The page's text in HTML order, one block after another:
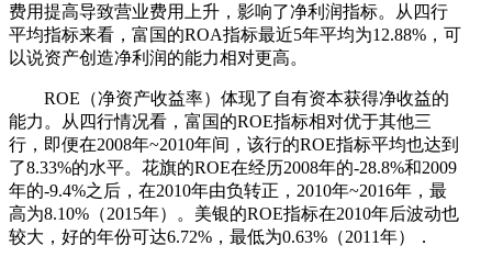
费用提高导致营业费用上升，影响了净利润指标。从四行
平均指标来看，富国的ROA指标最近5年平均为12.88%，可
以说资产创造净利润的能力相对更高。
ROE（净资产收益率）体现了自有资本获得净收益的
能力。从四行情况看，富国的ROE指标相对优于其他三
行，即便在2008年~2010年间，该行的ROE指标平均也达到
了8.33%的水平。花旗的ROE在经历2008年的-28.8%和2009
年的-9.4%之后，在2010年由负转正，2010年~2016年，最
高为8.10%（2015年）。美银的ROE指标在2010年后波动也
较大，好的年份可达6.72%，最低为0.63%（2011年）．